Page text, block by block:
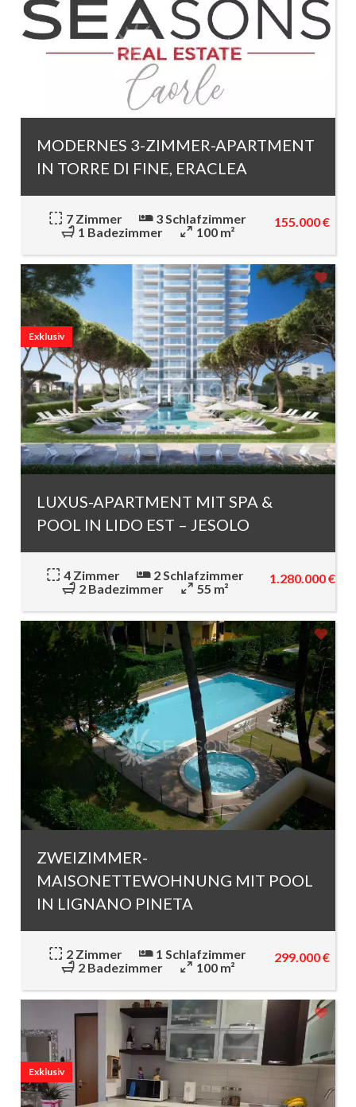
MODERNES 3-ZIMMER-APARTMENT
IN TORRE DI FINE, ERACLEA
7 Zimmer
3 Schlafzimmer
1 Badezimmer
100 m²
155.000 €
LUXUS-APARTMENT MIT SPA &
POOL IN LIDO EST – JESOLO
4 Zimmer
2 Schlafzimmer
2 Badezimmer
55 m²
1.280.000 €
Exklusiv
ZWEIZIMMER-
MAISONETTEWOHNUNG MIT POOL
IN LIGNANO PINETA
2 Zimmer
1 Schlafzimmer
2 Badezimmer
100 m²
299.000 €
Exklusiv